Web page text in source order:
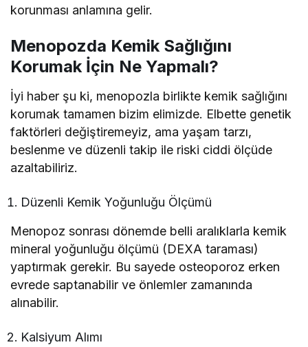
korunması anlamına gelir.
Menopozda Kemik Sağlığını
Korumak İçin Ne Yapmalı?
İyi haber şu ki, menopozla birlikte kemik sağlığını
korumak tamamen bizim elimizde. Elbette genetik
faktörleri değiştiremeyiz, ama yaşam tarzı,
beslenme ve düzenli takip ile riski ciddi ölçüde
azaltabiliriz.
Düzenli Kemik Yoğunluğu Ölçümü
Menopoz sonrası dönemde belli aralıklarla kemik
mineral yoğunluğu ölçümü (DEXA taraması)
yaptırmak gerekir. Bu sayede osteoporoz erken
evrede saptanabilir ve önlemler zamanında
alınabilir.
Kalsiyum Alımı